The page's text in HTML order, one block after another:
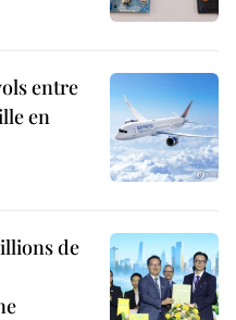
entre
en
de